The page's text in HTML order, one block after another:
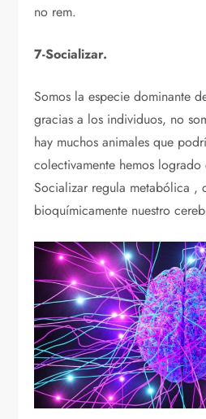
no rem.
7-Socializar.
Somos la especie dominante
gracias a los individuos, no
hay muchos animales que
colectivamente hemos logrado
Socializar regula metabólica ,
bioquímicamente nuestro